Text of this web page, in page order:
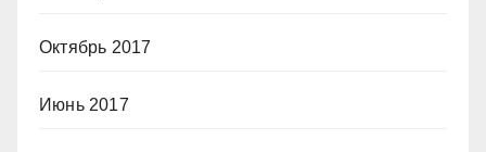
Октябрь 2017
Июнь 2017